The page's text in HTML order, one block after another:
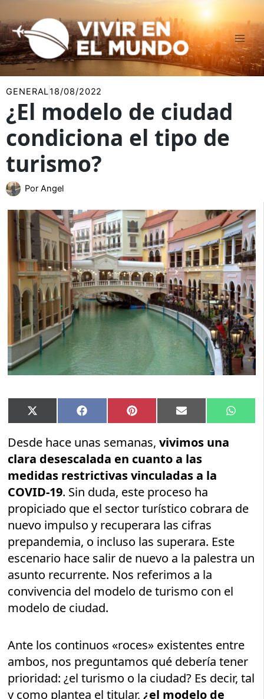
al
contenido
GENERAL18/08/2022
¿El modelo de ciudad
condiciona el tipo de
turismo?
Por Angel
Compartir
en
X
(Twitter)
Compartir
en
Facebook Compartir
en
Pinterest Compartir
en
Email
en
Desde hace unas semanas, vivimos una
clara desescalada en cuanto a las
medidas restrictivas vinculadas a la
COVID-19. Sin duda, este proceso ha
propiciado que el sector turístico cobrara de
nuevo impulso y recuperara las cifras
prepandemia, o incluso las superara. Este
escenario hace salir de nuevo a la palestra un
asunto recurrente. Nos referimos a la
convivencia del modelo de turismo con el
modelo de ciudad.
Ante los continuos «roces» existentes entre
ambos, nos preguntamos qué debería tener
prioridad: ¿el turismo o la ciudad? Es decir, tal
y como plantea el titular,¿el modelo de